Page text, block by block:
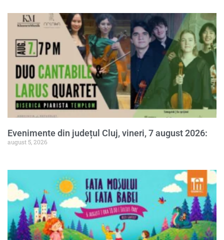
Evenimente din județul Cluj, vineri, 7 august 2026:
august 5, 2026